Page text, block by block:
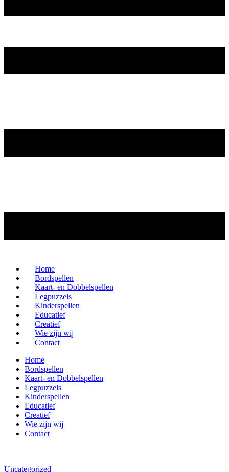
Home
Bordspellen
Kaart- en Dobbelspellen
Legpuzzels
Kinderspellen
Educatief
Creatief
Wie zijn wij
Contact
Home
Bordspellen
Kaart- en Dobbelspellen
Legpuzzels
Kinderspellen
Educatief
Creatief
Wie zijn wij
Contact
Uncategorized